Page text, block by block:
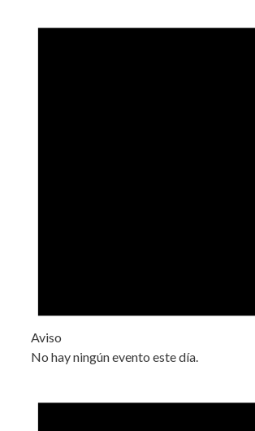
Aviso
No hay ningún evento este día.